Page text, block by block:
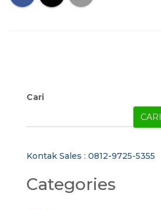
Cari
CARI
Kontak Sales : 0812-9725-5355
Categories